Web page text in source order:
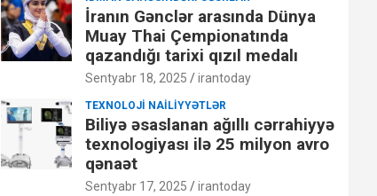
İranın Gənclər arasında Dünya
Muay Thai Çempionatında
qazandığı tarixi qızıl medalı
Sentyabr 18, 2025 irantoday
TEXNOLOJI NAILIYYƏTLƏR
Biliyə əsaslanan ağıllı cərrahiyyə
texnologiyası ilə 25 milyon avro
qənaət
Sentyabr 17, 2025 irantoday